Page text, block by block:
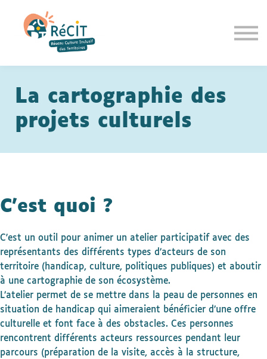
Espace membres
Se connecter
S'inscrire
La cartographie des
projets culturels
C'est quoi ?
C'est un outil pour animer un atelier participatif avec des
représentants des différents types d’acteurs de son
territoire (handicap, culture, politiques publiques) et aboutir
à une cartographie de son écosystème.
L’atelier permet de se mettre dans la peau de personnes en
situation de handicap qui aimeraient bénéficier d’une offre
culturelle et font face à des obstacles. Ces personnes
rencontrent différents acteurs ressources pendant leur
parcours (préparation de la visite, accès à la structure,